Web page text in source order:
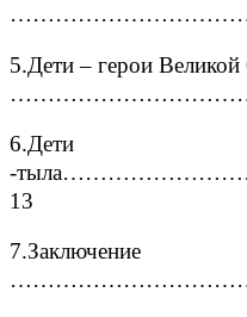
5.Дети – герои
6.Дети
-
13
7.Заключение